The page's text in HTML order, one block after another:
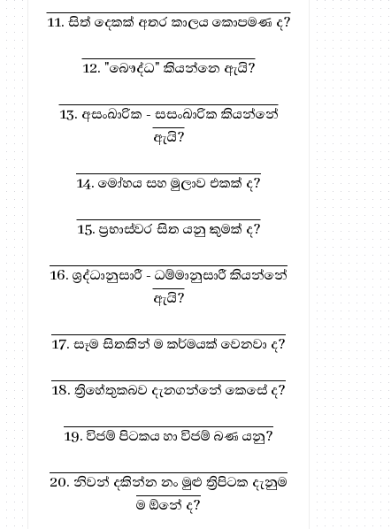
11. සිත් දෙකක් අතර කාලය කොපමණ ද?
12. "බෞද්ධ" කියන්නෙ ඇයි?
13. අසංඛාරික - සසංඛාරික කියන්නේ
ඇයි?
14. මෝහය සහ මුලාව එකක් ද?
15. ප්‍රභාස්වර සිත යනු කුමක් ද?
16. ශ්‍රද්ධානුසාරී - ධම්මානුසාරී කියන්නේ
ඇයි?
17. සෑම සිතකින් ම කර්මයක් වෙනවා ද?
18. ත්‍රිහේතුකබව දැනගන්නේ කෙසේ ද?
19. විජම් පිටකය හා විජම් බණ යනු?
20. නිවන් දකින්න නං මුළු ත්‍රිපිටක දැනුම
ම ඕනේ ද?